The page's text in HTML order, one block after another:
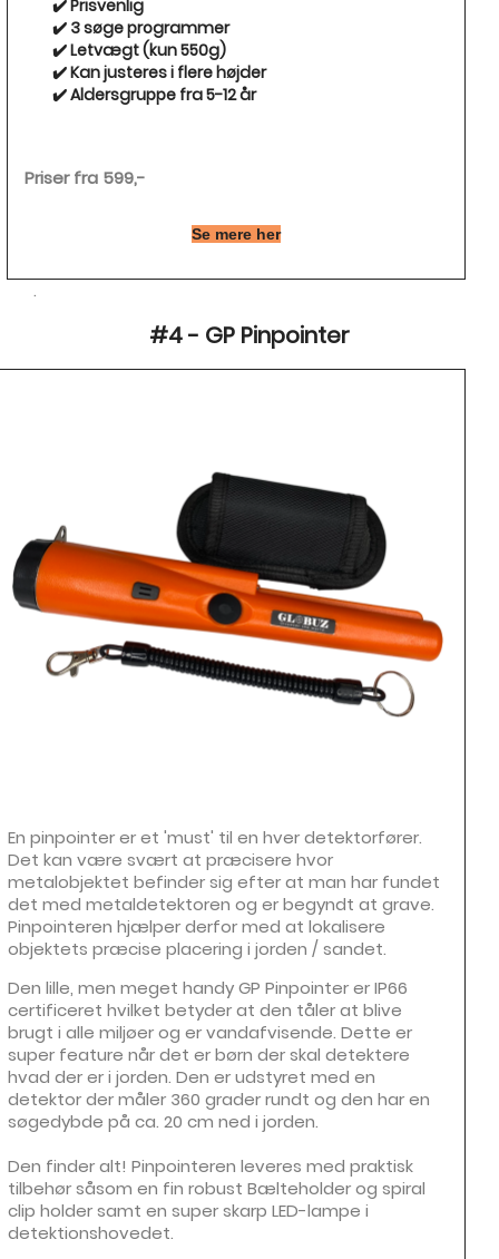
✔️ Prisvenlig
✔️ 3 søge programmer
✔️ Letvægt (kun 550g)
✔️ Kan justeres i flere højder
✔️ Aldersgruppe fra 5-12 år
Priser fra 599,-
Se mere her
.
#4 - GP Pinpointer
En pinpointer er et 'must' til en hver detektorfører.
Det kan være svært at præcisere hvor
metalobjektet befinder sig efter at man har fundet
det med metaldetektoren og er begyndt at grave.
Pinpointeren hjælper derfor med at lokalisere
objektets præcise placering i jorden / sandet.
Den lille, men meget handy GP Pinpointer er IP66
certificeret hvilket betyder at den tåler at blive
brugt i alle miljøer og er vandafvisende. Dette er
super feature når det er børn der skal detektere
hvad der er i jorden. Den er udstyret med en
detektor der måler 360 grader rundt og den har en
søgedybde på ca. 20 cm ned i jorden.
Den finder alt! Pinpointeren leveres med praktisk
tilbehør såsom en fin robust Bælteholder og spiral
clip holder samt en super skarp LED-lampe i
detektionshovedet.